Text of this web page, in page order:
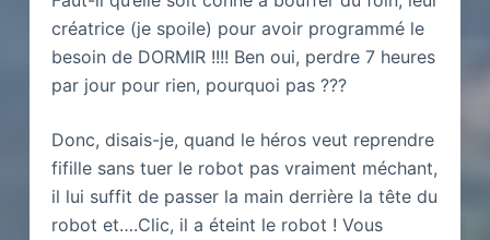
créatrice (je spoile) pour avoir programmé le
besoin de DORMIR !!!! Ben oui, perdre 7 heures
par jour pour rien, pourquoi pas ???
Donc, disais-je, quand le héros veut reprendre
fifille sans tuer le robot pas vraiment méchant,
il lui suffit de passer la main derrière la tête du
robot et….Clic, il a éteint le robot ! Vous